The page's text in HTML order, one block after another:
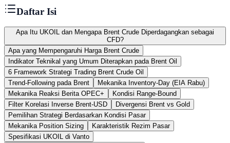
Daftar Isi
Apa Itu UKOIL dan Mengapa Brent Crude Diperdagangkan sebagai
CFD?
Apa yang Mempengaruhi Harga Brent Crude
Indikator Teknikal yang Umum Diterapkan pada Brent Oil
6 Framework Strategi Trading Brent Crude Oil
Trend-Following pada Brent
Mekanika Inventory-Day (EIA Rabu)
Mekanika Reaksi Berita OPEC+
Kondisi Range-Bound
Filter Korelasi Inverse Brent-USD
Divergensi Brent vs Gold
Pemilihan Strategi Berdasarkan Kondisi Pasar
Mekanika Position Sizing
Karakteristik Rezim Pasar
Spesifikasi UKOIL di Vanto